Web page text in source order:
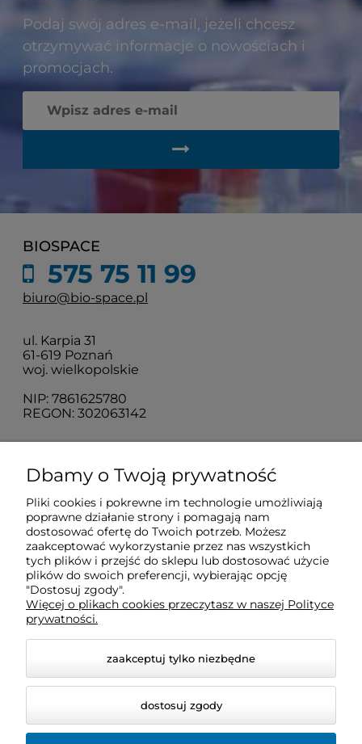
Podaj swój adres e-mail, jeżeli chcesz
otrzymywać informacje o nowościach i
promocjach.
BIOSPACE
575 75 11 99
biuro@bio-space.pl
ul. Karpia 31
61-619 Poznań
woj. wielkopolskie
NIP: 7861625780
REGON: 302063142
O nas
Obsługa klienta
Pomoc
Moje konto
Dbamy o Twoją prywatność
Pliki cookies i pokrewne im technologie umożliwiają
poprawne działanie strony i pomagają nam
dostosować ofertę do Twoich potrzeb. Możesz
zaakceptować wykorzystanie przez nas wszystkich
tych plików i przejść do sklepu lub dostosować użycie
plików do swoich preferencji, wybierając opcję
"Dostosuj zgody".
Więcej o plikach cookies przeczytasz w naszej Polityce
prywatności.
zaakceptuj tylko niezbędne
dostosuj zgody